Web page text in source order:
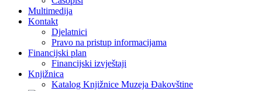
Multimedija
Kontakt
Djelatnici
Pravo na pristup informacijama
Financijski plan
Financijski izvještaji
Knjižnica
Katalog Knjižnice Muzeja Đakovštine